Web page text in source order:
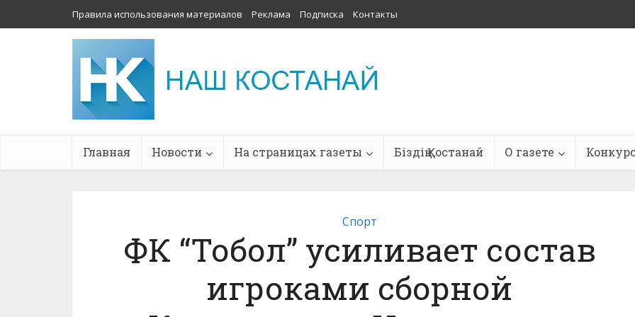
Правила использования материалов Реклама Подписка Контакты
Главная Новости На страницах газеты Біздің Қостанай О газете
Спорт
ФК “Тобол” усиливает состав
игроками сборной